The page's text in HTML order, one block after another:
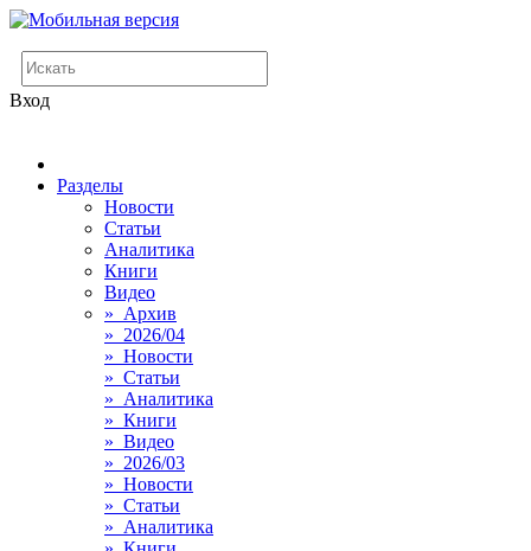
Вход
Разделы
Новости
Статьи
Аналитика
Книги
Видео
» Архив
» 2026/04
» Новости
» Статьи
» Аналитика
» Книги
» Видео
» 2026/03
» Новости
» Статьи
» Аналитика